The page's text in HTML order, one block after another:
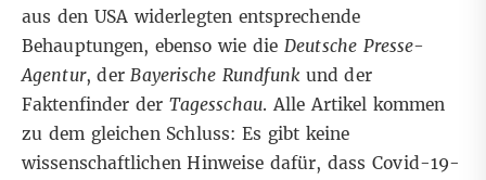
aus den USA widerlegten entsprechende
Behauptungen, ebenso wie dieDeutsche Presse-
Agentur, derBayerische Rundfunkund der
Faktenfinder der Tagesschau. Alle Artikel kommen
zu dem gleichen Schluss: Es gibt keine
wissenschaftlichen Hinweise dafür, dass Covid-19-